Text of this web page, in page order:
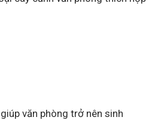
văn phòng trở nên sinh